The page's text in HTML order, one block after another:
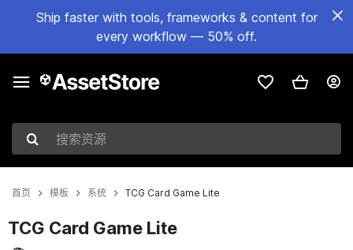
Ship faster with tools, frameworks & content for
every workflow — 50% off.
搜索资源
首页 模板 系统 TCG Card Game Lite
TCG Card Game Lite